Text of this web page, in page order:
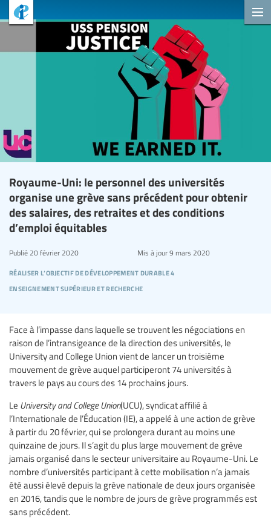
Royaume-Uni: le personnel des universités
organise une grève sans précédent pour obtenir
des salaires, des retraites et des conditions
d’emploi équitables
réaliser l’objectif de développement durable 4
enseignement supérieur et recherche
Publié 20 février 2020 Mis à jour9 mars 2020
Face à l’impasse dans laquelle se trouvent les négociations en
raison de l’intransigeance de la direction des universités, le
University and College Union vient de lancer un troisième
mouvement de grève auquel participeront 74 universités à
travers le pays au cours des 14 prochains jours.
Le University and College Union(UCU), syndicat affilié à
l’Internationale de l’Éducation (IE), a appelé à une action de grève
à partir du 20 février, qui se prolongera durant au moins une
quinzaine de jours. Il s’agit du plus large mouvement de grève
jamais organisé dans le secteur universitaire au Royaume-Uni. Le
nombre d’universités participant à cette mobilisation n’a jamais
été aussi élevé depuis la grève nationale de deux jours organisée
en 2016, tandis que le nombre de jours de grève programmés est
sans précédent.